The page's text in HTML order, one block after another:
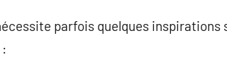
parfois quelques inspirations